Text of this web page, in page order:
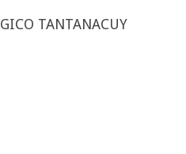
TANTANACUY